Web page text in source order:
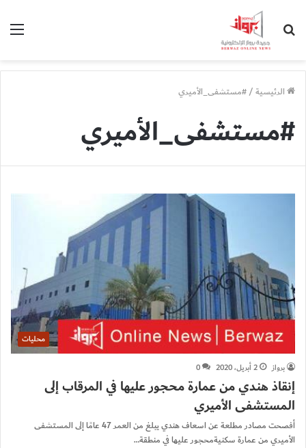
الرئيسية/#مستشفى_الأميري
#مستشفى_الأميري
محليات
برواز
2 أبريل، 2020 0
إنقاذ هندي من عمارة محجور عليها في المرقاب إلى
المستشفى الأميري
أفصحت مصادر مطلعة عن اسعاف هندي يبلغ من العمر 47 عامًا إلى المستشفى
الأميري من عمارة سكنيةمحجور عليها في منطقة…